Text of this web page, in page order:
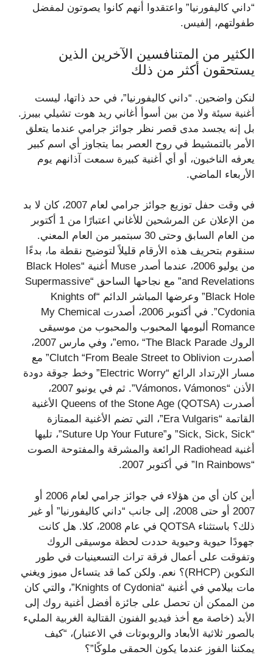
“داني كاليفورنيا” واعتقدوا أنهم كانوا يصوتون لمفضل
طفولتهم، إلفيس.
الكثير من المتنافسين الآخرين الذين
يستحقون أكثر من ذلك
لنكن واضحين. “داني كاليفورنيا”، في حد ذاتها، ليست
أغنية سيئة ولا من بين أسوأ أغاني ريد هوت تشيلي بيبرز.
بل إنه يجسد مدى قصر نظر جوائز جرامي عندما يتعلق
الأمر بالتمشيط في روح العصر بما يتجاوز أي اسم كبير
يعرفه الناخبون، أو أي أغنية كبيرة سمعت آذانهم يوم
الأربعاء الماضي.
في وقت حفل توزيع جوائز جرامي لعام 2007، كان لا بد
من الإعلان عن المرشحين للأغاني اعتبارًا من 1 أكتوبر
من العام السابق وحتى 30 سبتمبر من العام المعني.
سنقوم بتحريف هذه الأرقام قليلاً لتوضيح نقطة ما، بدءًا
من يوليو 2006، عندما أصدر Muse أغنية “Black Holes
and Revelations” مع نجاحها الساحق “Supermassive
Black Hole” وعرضها المباشر الدائم “Knights of
Cydonia”. في أكتوبر 2006، أصدرت My Chemical
Romance ألبومها المحبوب والمحبوب من موسيقى
الروك emo، “The Black Parade”، وفي مارس 2007،
أصدرت Clutch “From Beale Street to Oblivion” مع
مسار الإرتداد الرائع “Electric Worry” وخط جوقة دودة
الأذن “Vámonos، Vámonos”. ثم في يونيو 2007،
أصدرت Queens of the Stone Age (QOTSA) الأغنية
القاتمة “Era Vulgaris”، التي تضم الأغنية الممتازة
“Sick, Sick, Sick” و”Suture Up Your Future”، تليها
أغنية Radiohead الرائعة والمشرقة والمفتوحة الصوت
“In Rainbows” في أكتوبر 2007.
أين كان أي من هؤلاء في جوائز جرامي لعام 2006 أو
2007 أو حتى 2008، إلى جانب “داني كاليفورنيا” أو غير
ذلك؟ باستثناء QOTSA في عام 2008، كلا. هل كانت
جهودًا حيوية وحيوية حددت لحظة موسيقى الروك
وتفوقت على أعمال فرقة تراث التسعينيات في طور
التكوين (RHCP)؟ نعم. ولكن كما قد يتساءل ميوز ويغني
مات بيلامي في أغنية “Knights of Cydonia”، والتي كان
من الممكن أن تحصل على جائزة أفضل أغنية روك إلى
الأبد (خاصة مع أخذ فيديو الفنون القتالية الغربية المليء
بالصور ثلاثية الأبعاد والروبوتات في الاعتبار)، “كيف
يمكننا الفوز عندما يكون الحمقى ملوكًا”؟